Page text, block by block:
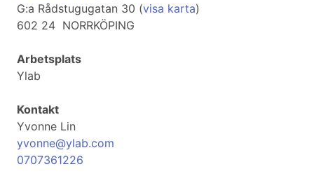
G:a Rådstugugatan 30 (visa karta)
602 24 NORRKÖPING
Arbetsplats
Ylab
Kontakt
Yvonne Lin
yvonne@ylab.com
0707361226